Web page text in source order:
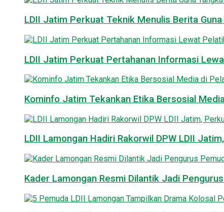
LDII Jatim Perkuat Teknik Menulis Berita
LDII Jatim Perkuat Pertahanan Informasi
Kominfo Jatim Tekankan Etika Bersosial
LDII Lamongan Hadiri Rakorwil DPW LDII
Kader Lamongan Resmi Dilantik Jadi